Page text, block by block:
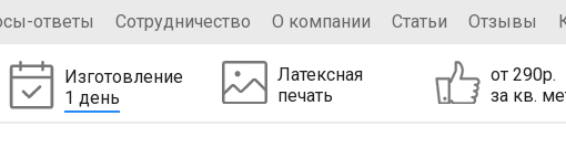
ответы Сотрудничество О компании Статьи Отзывы
Изготовление
1 день
Латексная
печать
от 290р.
за кв.